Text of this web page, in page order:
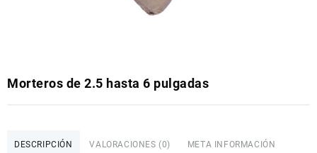
Morteros de 2.5 hasta 6 pulgadas
DESCRIPCIÓN VALORACIONES (0) META INFORMACIÓN